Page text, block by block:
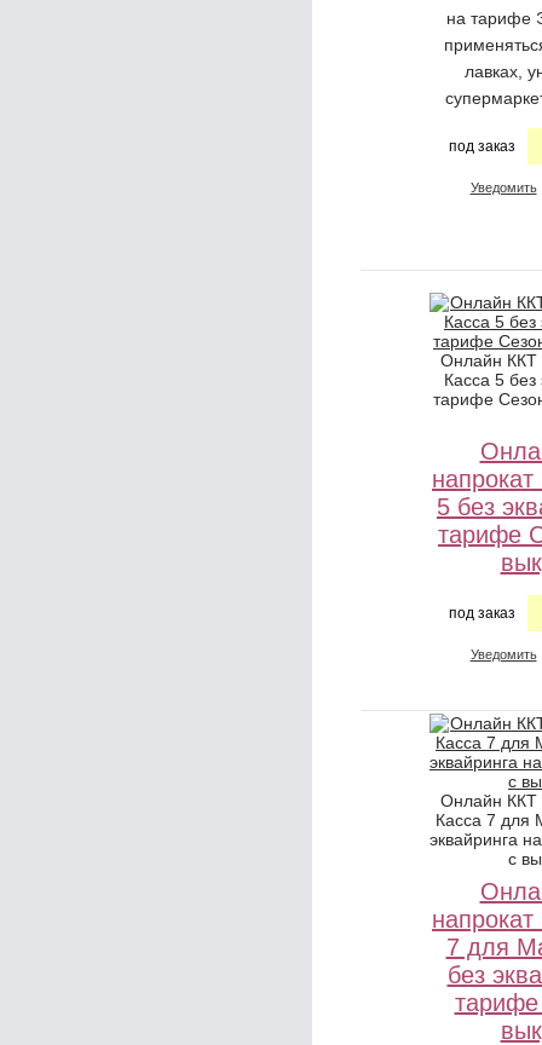
на тарифе
лавках,
под заказ
Уведомить
Онлайн ККТ
Касса 5 без
тарифе
5 без
тарифе
под заказ
Уведомить
Онлайн ККТ
Касса 7 для
эквайринга
с
7 для
без
тарифе